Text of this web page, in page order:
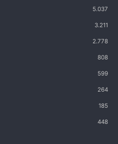
5.037
3.211
2.778
808
599
264
185
448